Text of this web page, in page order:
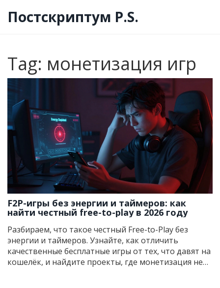
Постскриптум P.S.
Tag: монетизация игр
F2P-игры без энергии и таймеров: как
найти честный free-to-play в 2026 году
Разбираем, что такое честный Free-to-Play без
энергии и таймеров. Узнайте, как отличить
качественные бесплатные игры от тех, что давят на
кошелёк, и найдите проекты, где монетизация не